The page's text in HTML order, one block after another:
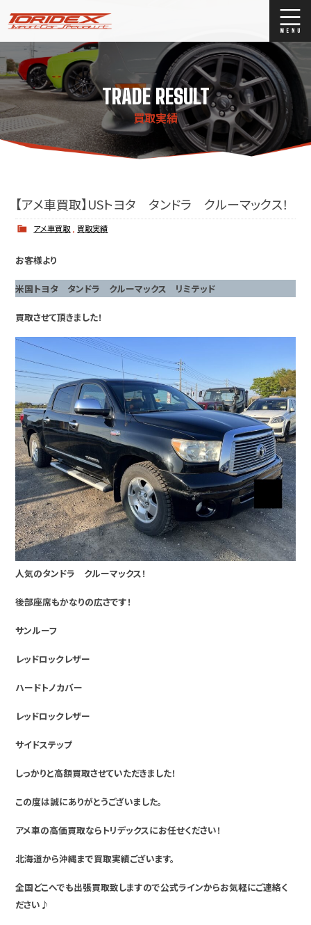
ブログ
Stock list
ストックリスト
買取
TRADE RESULT
買取実績
【アメ車買取】USトヨタ タンドラ クルーマックス！
アメ車買取 買取実績
お客様より
米国トヨタ タンドラ クルーマックス リミテッド
買取させて頂きました！
人気のタンドラ クルーマックス！
後部座席もかなりの広さです！
サンルーフ
レッドロックレザー
ハードトノカバー
レッドロックレザー
サイドステップ
しっかりと高額買取させていただきました！
この度は誠にありがとうございました。
アメ車の高価買取ならトリデックスにお任せください！
北海道から沖縄まで買取実績ございます。
全国どこへでも出張買取致しますので公式ラインからお気軽にご連絡く
ださい♪